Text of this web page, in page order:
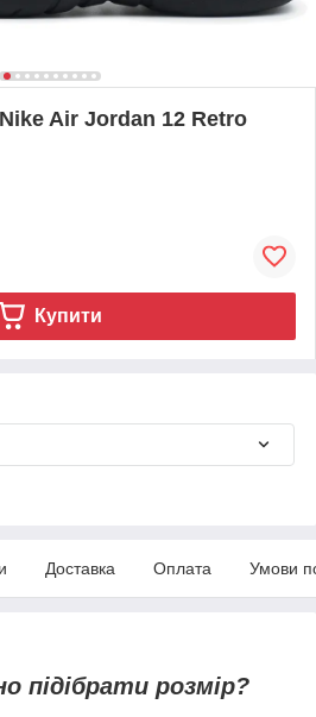
Nike Air Jordan 12 Retro
Купити
Доставка Оплата Умови
підібрати розмір?